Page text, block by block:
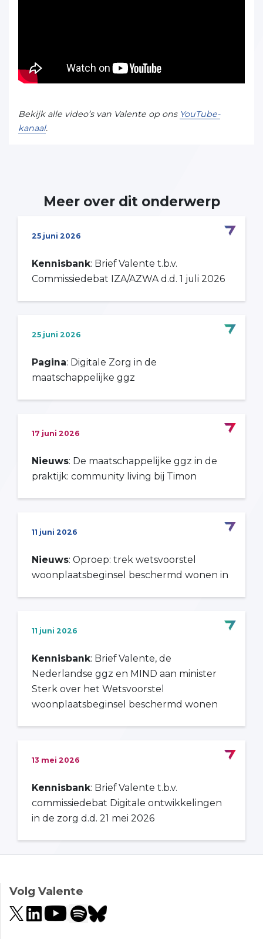
Bekijk alle video’s van Valente op ons YouTube-
kanaal.
Meer over dit onderwerp
25 juni 2026
Kennisbank: Brief Valente t.b.v.
Commissiedebat IZA/AZWA d.d. 1 juli 2026
25 juni 2026
Pagina: Digitale Zorg in de
maatschappelijke ggz
17 juni 2026
Nieuws: De maatschappelijke ggz in de
praktijk: community living bij Timon
11 juni 2026
Nieuws: Oproep: trek wetsvoorstel
woonplaatsbeginsel beschermd wonen in
11 juni 2026
Kennisbank: Brief Valente, de
Nederlandse ggz en MIND aan minister
Sterk over het Wetsvoorstel
woonplaatsbeginsel beschermd wonen
13 mei 2026
Kennisbank: Brief Valente t.b.v.
commissiedebat Digitale ontwikkelingen
in de zorg d.d. 21 mei 2026
Volg Valente